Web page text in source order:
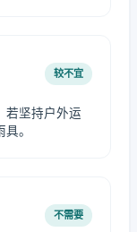
较不宜
若坚持户外运
。
不需要